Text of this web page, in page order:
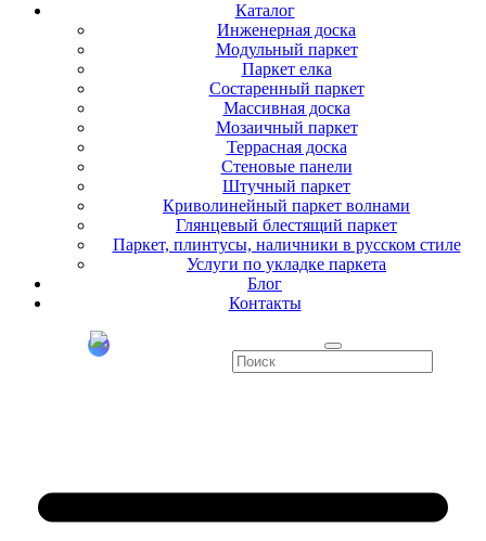
Каталог
Инженерная доска
Модульный паркет
Паркет елка
Состаренный паркет
Массивная доска
Мозаичный паркет
Террасная доска
Стеновые панели
Штучный паркет
Криволинейный паркет волнами
Глянцевый блестящий паркет
Паркет, плинтусы, наличники в русском стиле
Услуги по укладке паркета
Блог
Контакты